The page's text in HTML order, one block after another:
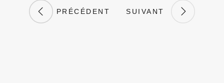
PRÉCÉDENT SUIVANT